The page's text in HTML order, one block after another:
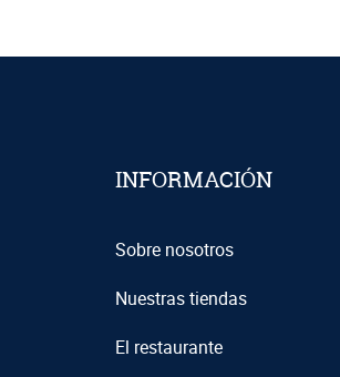
INFORMACIÓN
Sobre nosotros
Nuestras tiendas
El restaurante